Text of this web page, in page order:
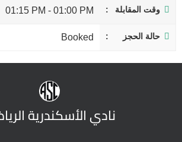
وقت المقابلة 01:00 PM
-
01:15 PM
حالة الحجز Booked
نادي الأسكندرية